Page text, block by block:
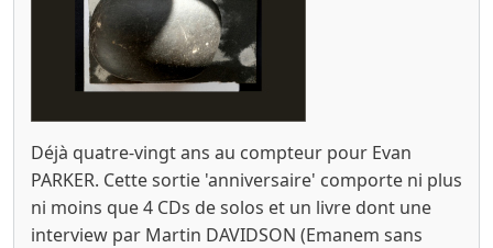
Déjà quatre-vingt ans au compteur pour Evan
PARKER. Cette sortie 'anniversaire' comporte ni plus
ni moins que 4 CDs de solos et un livre dont une
interview par Martin DAVIDSON (Emanem sans